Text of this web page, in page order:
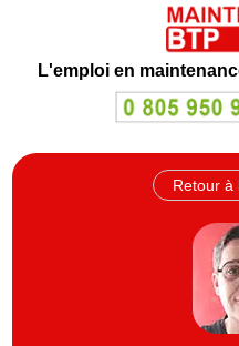
L'emploi en
Retour à